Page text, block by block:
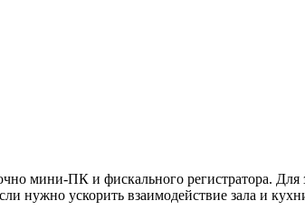
мини-ПК и фискального регистратора.
нужно ускорить взаимодействие зала и